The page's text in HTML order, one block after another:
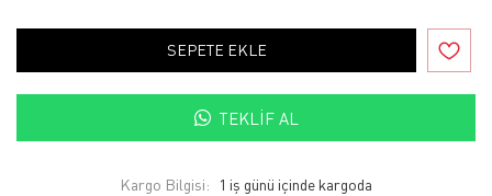
SEPETE EKLE
TEKLIF AL
Kargo Bilgisi:
1 iş günü içinde kargoda